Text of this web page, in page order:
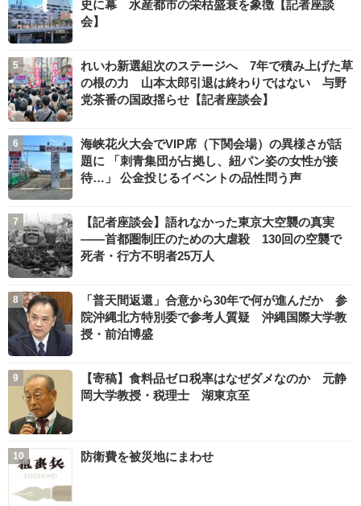
史に幕 水産都市の栄枯盛衰を象徴【記者座談
会】
れいわ新選組次のステージへ 7年で積み上げた草
の根の力 山本太郎引退は終わりではない 与野
党茶番の国政揺らせ【記者座談会】
海峡花火大会でVIP席（下関会場）の異様さが話
題に 「刺青集団が占拠し、紐パン姿の女性が接
待…」 公金投じるイベントの品性問う声
【記者座談会】語れなかった東京大空襲の真実
――首都圏制圧のための大虐殺 130回の空襲で
死者・行方不明者25万人
「普天間返還」合意から30年で何が進んだか 参
院沖縄北方特別委で参考人質疑 沖縄国際大学教
授・前泊博盛
【寄稿】食料品ゼロ税率はなぜダメなのか 元静
岡大学教授・税理士 湖東京至
防衛費を被災地にまわせ